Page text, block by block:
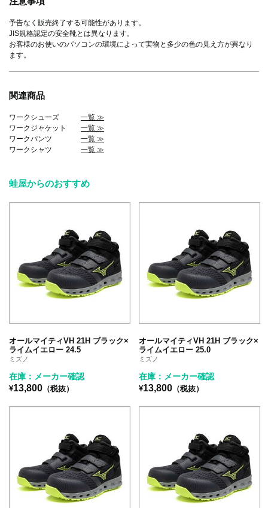
予告なく販売終了する可能性があります。
JIS規格認定の安全靴とは異なります。
お客様のお使いのパソコンの環境によって実物と多少の色の見え方が異なり
ます。
関連商品
ワークシューズ 一覧 ≫
ワークジャケット 一覧 ≫
ワークパンツ 一覧 ≫
ワークシャツ 一覧 ≫
蛙屋からのおすすめ
オールマイティVH 21H ブラック×
ライムイエロー 24.5
ミズノ
在庫：メーカー確認
¥13,800 （税抜）
オールマイティVH 21H ブラック×
ライムイエロー 25.0
ミズノ
在庫：メーカー確認
¥13,800 （税抜）